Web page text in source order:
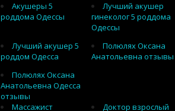
Акушеры 5
роддома Одессы
Лучший акушер
гинеколог 5 роддома
Одессы
Лучший акушер 5
роддом Одесса
Полюлях Оксана
Анатольевна отзывы
Полюлях Оксана
Анатольевна Одесса
отзывы
Массажист
Доктор взрослый